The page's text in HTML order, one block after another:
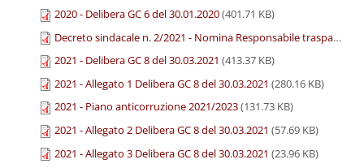
2020 - Delibera GC 6 del 30.01.2020(401.71 KB)
Decreto sindacale n. 2/2021 - Nomina Responsabile trasparenza
2021 - Delibera GC 8 del 30.03.2021 (413.37 KB)
2021 - Allegato 1 Delibera GC 8 del 30.03.2021 (280.16 KB)
2021 - Piano anticorruzione 2021/2023(131.73 KB)
2021 - Allegato 2 Delibera GC 8 del 30.03.2021 (57.69 KB)
2021 - Allegato 3 Delibera GC 8 del 30.03.2021 (23.96 KB)